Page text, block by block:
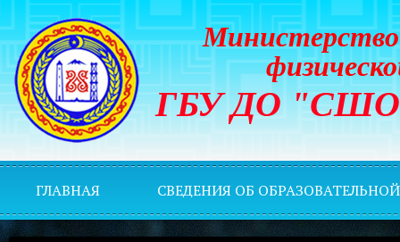
Министерство
ГБУ ДО "СШОР
ГЛАВНАЯ СВЕДЕНИЯ ОБ